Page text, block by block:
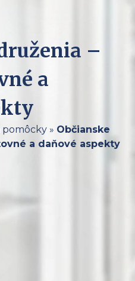
–
a
pomôcky» Občianske
a daňové aspekty